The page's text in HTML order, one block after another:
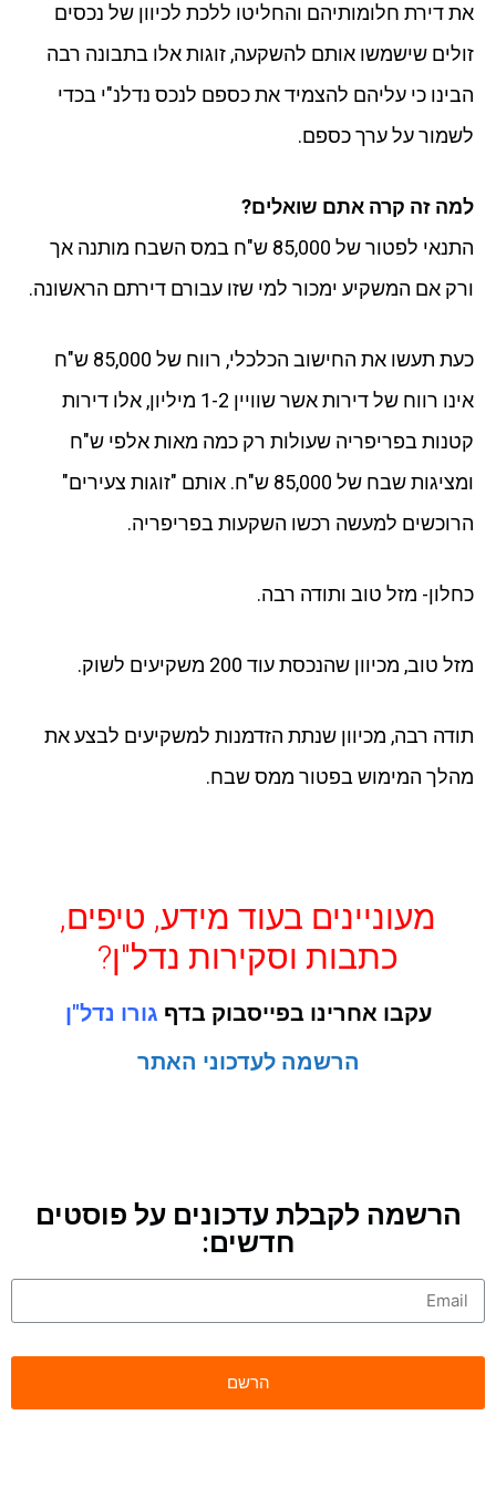
את דירת חלומותיהם והחליטו ללכת לכיוון של נכסים
זולים שישמשו אותם להשקעה, זוגות אלו בתבונה רבה
הבינו כי עליהם להצמיד את כספם לנכס נדלנ"י בכדי
לשמור על ערך כספם.
למה זה קרה אתם שואלים?
התנאי לפטור של 85,000 ש"ח במס השבח מותנה אך
ורק אם המשקיע ימכור למי שזו עבורם דירתם הראשונה.
כעת תעשו את החישוב הכלכלי, רווח של 85,000 ש"ח
אינו רווח של דירות אשר שוויין 1-2 מיליון, אלו דירות
קטנות בפריפריה שעולות רק כמה מאות אלפי ש"ח
ומציגות שבח של 85,000 ש"ח. אותם "זוגות צעירים"
הרוכשים למעשה רכשו השקעות בפריפריה.
כחלון- מזל טוב ותודה רבה.
מזל טוב, מכיוון שהנכסת עוד 200 משקיעים לשוק.
תודה רבה, מכיוון שנתת הזדמנות למשקיעים לבצע את
מהלך המימוש בפטור ממס שבח.
מעוניינים בעוד מידע, טיפים,
כתבות וסקירות נדל"ן?
עקבו אחרינו בפייסבוק בדף גורו נדל"ן
הרשמה לעדכוני האתר
הרשמה לקבלת עדכונים על פוסטים
חדשים: